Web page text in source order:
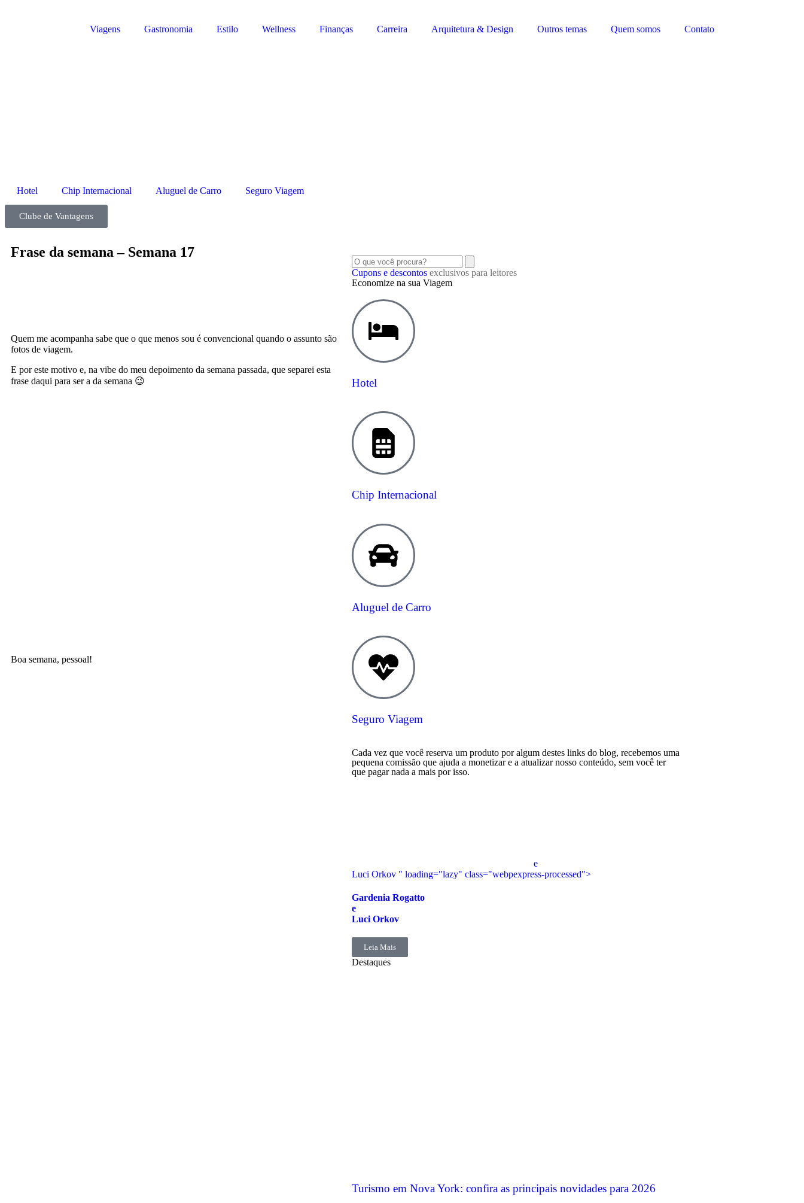
Viagens Gastronomia Estilo Wellness Finanças Carreira Arquitetura & Design Outros temas Quem somos Contato
Hotel Chip Internacional Aluguel de Carro Seguro Viagem
Clube de Vantagens
Frase da semana – Semana 17
Quem me acompanha sabe que o que menos sou é convencional quando o assunto são
fotos de viagem.
E por este motivo e, na vibe do meu depoimento da semana passada, que separei esta
frase daqui para ser a da semana 😉
Boa semana, pessoal!
Cupons e descontos exclusivos para leitores
Economize na sua Viagem
Hotel
Chip Internacional
Aluguel de Carro
Seguro Viagem
Cada vez que você reserva um produto por algum destes links do blog, recebemos uma
pequena comissão que ajuda a monetizar e a atualizar nosso conteúdo, sem você ter
que pagar nada a mais por isso.
e
Luci Orkov " loading="lazy" class="webpexpress-processed">
Gardenia Rogatto
e
Luci Orkov
Leia Mais
Destaques
Turismo em Nova York: confira as principais novidades para 2026